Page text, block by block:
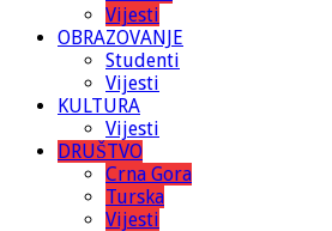
Vijesti
OBRAZOVANJE
Studenti
Vijesti
KULTURA
Vijesti
DRUŠTVO
Crna Gora
Turska
Vijesti